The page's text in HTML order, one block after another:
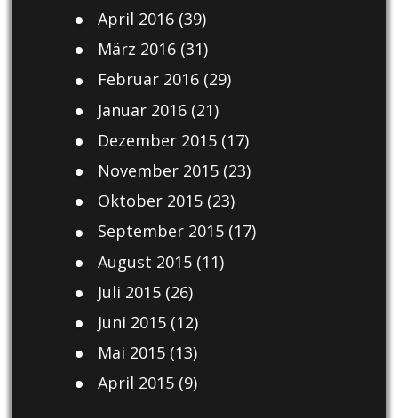
April 2016(39)
März 2016(31)
Februar 2016(29)
Januar 2016(21)
Dezember 2015(17)
November 2015(23)
Oktober 2015(23)
September 2015(17)
August 2015(11)
Juli 2015(26)
Juni 2015(12)
Mai 2015(13)
April 2015(9)